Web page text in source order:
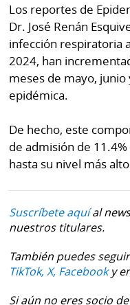
Los reportes de
Dr. José Renán
infección respiratoria
2024, han
meses de mayo,
epidémica.
De hecho, este
de admisión de
hasta su nivel más
Suscríbete aquíal
nuestros titulares.
También puedes
TikTok, X, Facebooky
Si aún no eres socio